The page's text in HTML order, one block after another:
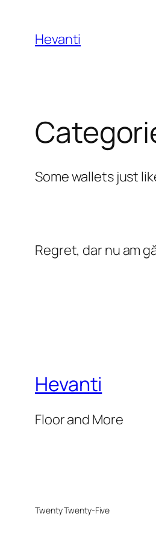
conținut
Hevanti
Some wallets just
Regret, dar nu am
Hevanti
Floor and More
Twenty Twenty-Five